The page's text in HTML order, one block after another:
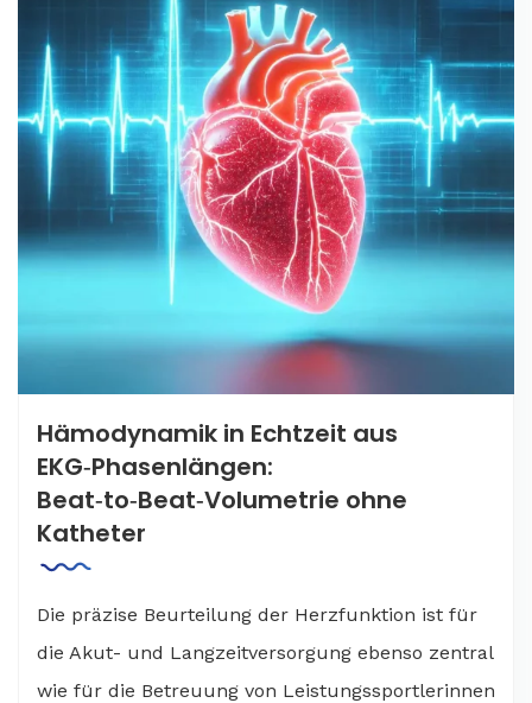
Hämodynamik in Echtzeit aus
EKG‑Phasenlängen:
Beat‑to‑Beat‑Volumetrie ohne
Katheter
Die präzise Beurteilung der Herzfunktion ist für
die Akut- und Langzeitversorgung ebenso zentral
wie für die Betreuung von Leistungssportlerinnen